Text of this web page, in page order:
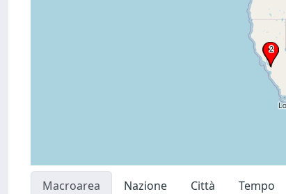
Macroarea Nazione Città
Tempo